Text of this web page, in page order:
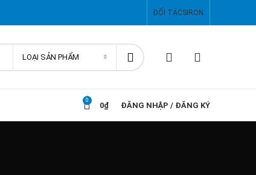
ĐỐI TÁCSIRON
LOẠI SẢN PHẨM
0
0₫ ĐĂNG NHẬP / ĐĂNG KÝ